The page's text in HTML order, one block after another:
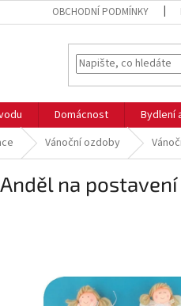
OBCHODNÍ PODMÍNKY
Domácnost Bydlení
Vánoční ozdoby
Anděl na